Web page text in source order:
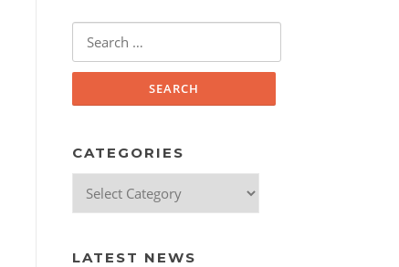
CATEGORIES
LATEST NEWS